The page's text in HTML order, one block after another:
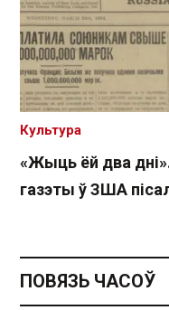
«Жыць ёй два дні».
газэты ў ЗША
Культура
ПОВЯЗЬ ЧАСОЎ